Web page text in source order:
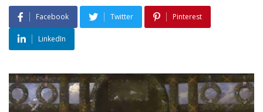
Facebook Twitter Pinterest
LinkedIn